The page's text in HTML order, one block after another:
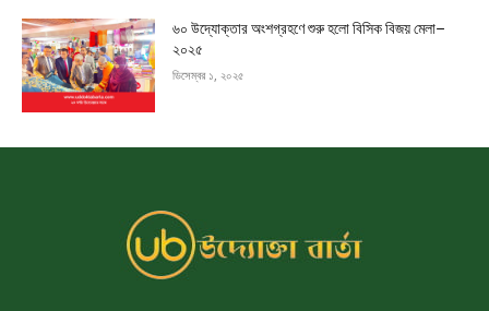
৬০ উদ্যোক্তার অংশগ্রহণে শুরু হলো বিসিক বিজয় মেলা–
২০২৫
ডিসেম্বর ১, ২০২৫